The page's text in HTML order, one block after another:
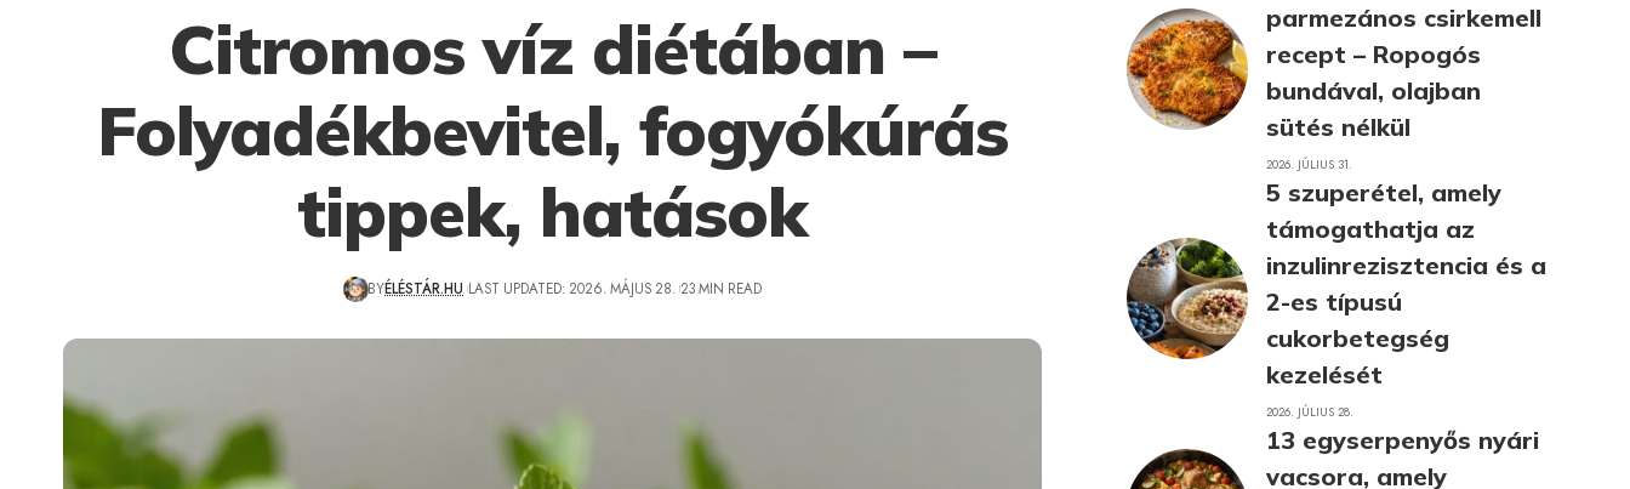
Citromos víz diétában –
Folyadékbevitel, fogyókúrás
tippek, hatások
BYÉLÉSTÁR.HU LAST UPDATED: 2026. MÁJUS 28. 23 MIN READ
parmezános csirkemell
recept – Ropogós
bundával, olajban
sütés nélkül
2026. JÚLIUS 31.
5 szuperétel, amely
támogathatja az
inzulinrezisztencia és a
2-es típusú
cukorbetegség
kezelését
2026. JÚLIUS 28.
13 egyserpenyős nyári
vacsora, amely